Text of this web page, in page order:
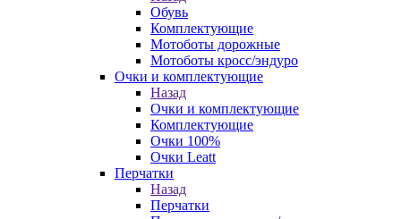
Обувь
Комплектующие
Мотоботы дорожные
Мотоботы кросс/эндуро
Очки и комплектующие
Назад
Очки и комплектующие
Комплектующие
Очки 100%
Очки Leatt
Перчатки
Назад
Перчатки